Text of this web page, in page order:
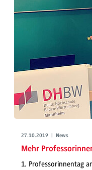
27.10.2019 | News
Mehr
1. Professorinnentag